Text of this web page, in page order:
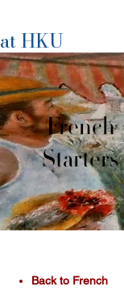
HKU
French
Starters
​Back to French